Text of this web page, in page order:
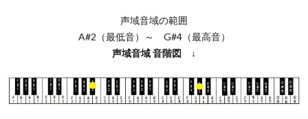
声域音域の範囲
A#2（最低音）～ G#4（最高音）
声域音域音階図 ↓